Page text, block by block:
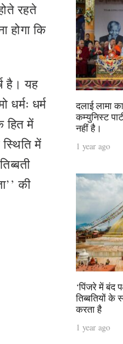
रहते
होगा कि
है। यह
धर्म
हित में
में
की
दलाई लामा
कम्युनिस्ट
नहीं है।
1 year ago
‘पिंजरे में बंद
तिब्बतियों के
करता है
1 year ago